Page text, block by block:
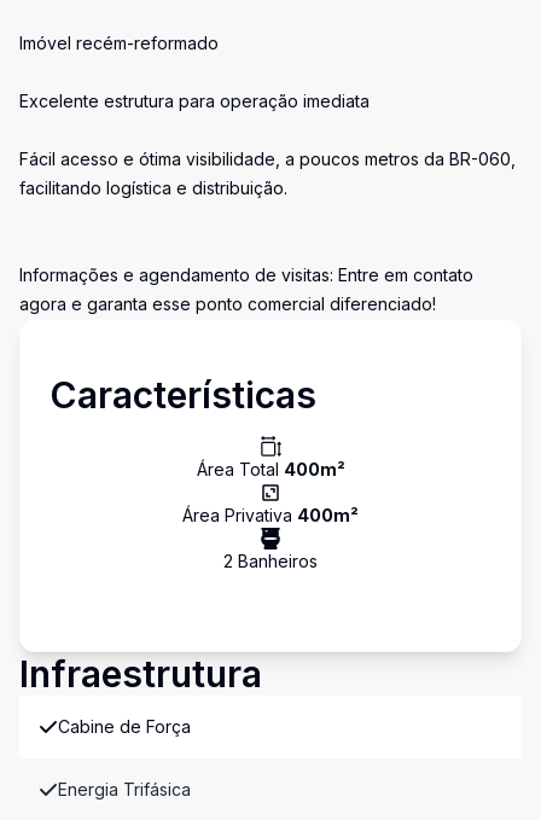
Imóvel recém-reformado
Excelente estrutura para operação imediata
Fácil acesso e ótima visibilidade, a poucos metros da BR-060,
facilitando logística e distribuição.
Informações e agendamento de visitas: Entre em contato
agora e garanta esse ponto comercial diferenciado!
Características
Área Total 400m²
Área Privativa 400m²
2 Banheiros
Infraestrutura
Cabine de Força
Energia Trifásica